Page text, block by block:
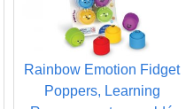
Rainbow Emotion Fidget
Poppers, Learning